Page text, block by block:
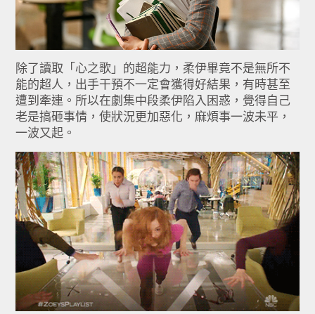
除了讀取「心之歌」的超能力，柔伊畢竟不是無所不
能的超人，出手干預不一定會獲得好結果，有時甚至
遭到牽連。所以在劇集中段柔伊陷入困惑，覺得自己
老是搞砸事情，使狀況更加惡化，麻煩事一波未平，
一波又起。